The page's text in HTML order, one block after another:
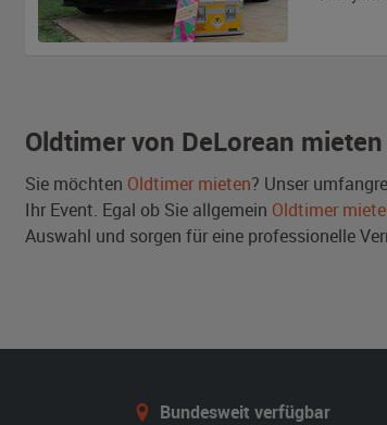
Oldtimer von DeLorean mieten
Sie möchten Oldtimer mieten? Unser
Ihr Event. Egal ob Sie allgemein Oldtimer
Auswahl und sorgen für eine professionelle
Bundesweit verfügbar